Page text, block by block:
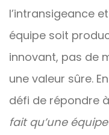
l’intransigeance
équipe soit
innovant, pas de
une valeur sûre.
défi de répondre
fait qu’une